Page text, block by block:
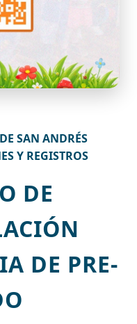
SAN ANDRÉS
Y REGISTROS
DE
DE PRE-